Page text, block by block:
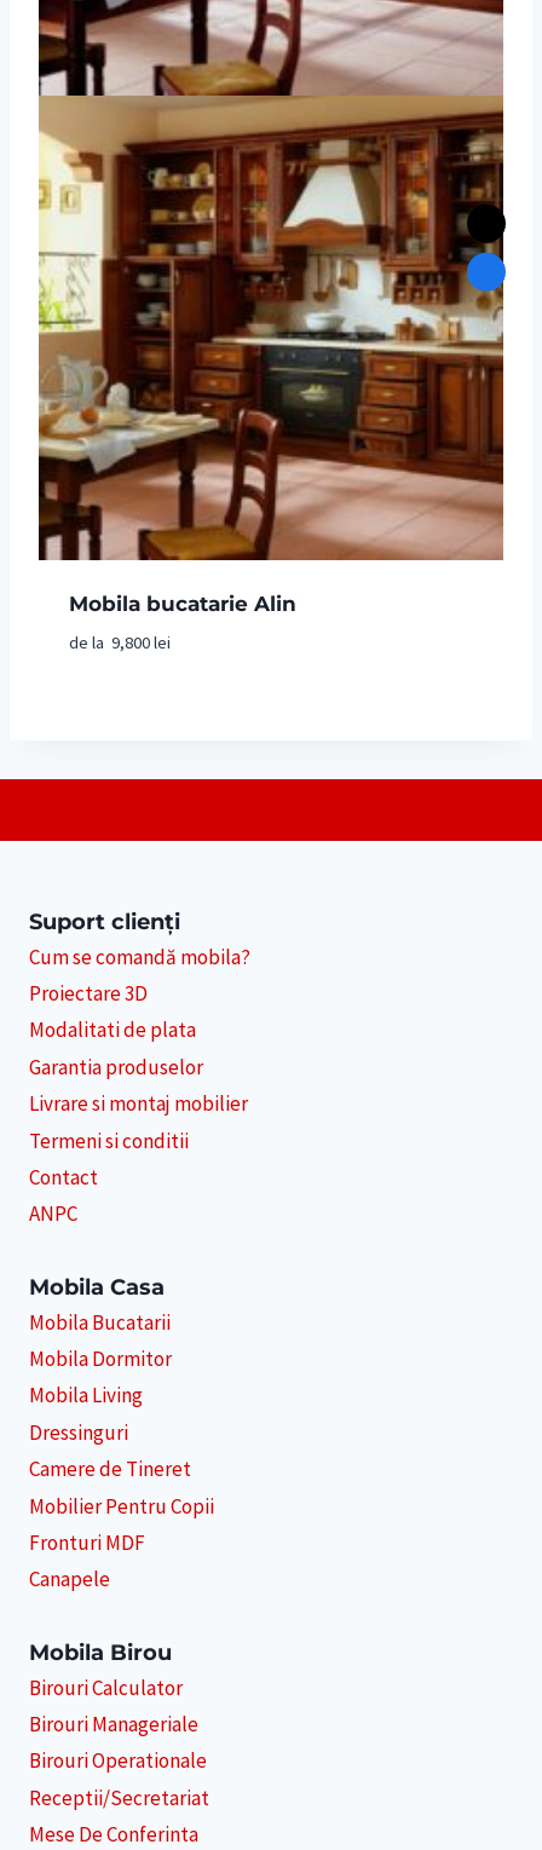
Mobila bucatarie Alin
de la 9,800lei
Suport clienți
Cum se comandă mobila?
Proiectare 3D
Modalitati de plata
Garantia produselor
Livrare si montaj mobilier
Termeni si conditii
Contact
ANPC
Mobila Casa
Mobila Bucatarii
Mobila Dormitor
Mobila Living
Dressinguri
Camere de Tineret
Mobilier Pentru Copii
Fronturi MDF
Canapele
Mobila Birou
Birouri Calculator
Birouri Manageriale
Birouri Operationale
Receptii/Secretariat
Mese De Conferinta